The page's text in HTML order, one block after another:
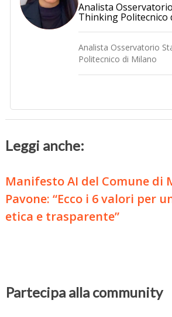
Analista
Thinking Politecnico
Analista Osservatorio
Politecnico di Milano
Leggi anche:
Manifesto AI del Comune di
Pavone: “Ecco i 6 valori per
etica e trasparente”
Partecipa alla community